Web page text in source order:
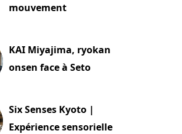
mouvement
KAI Miyajima, ryokan
onsen face à Seto
Six Senses Kyoto |
Expérience sensorielle